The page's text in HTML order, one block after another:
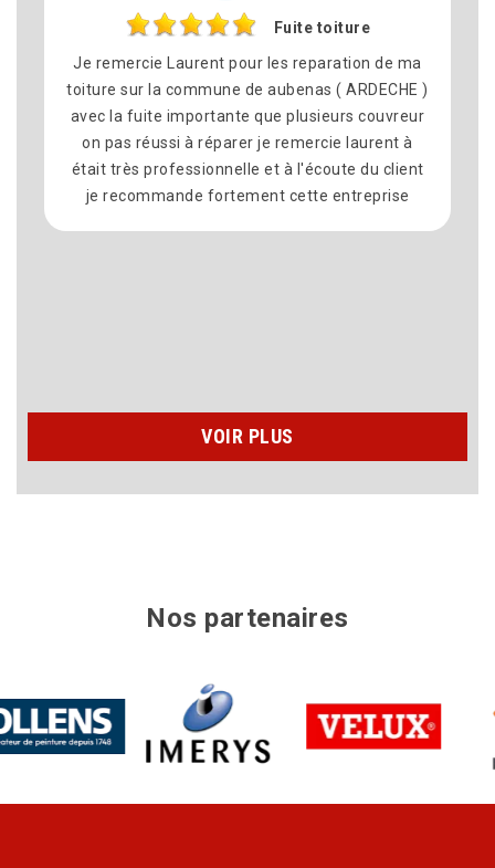
Fuite toiture
Je remercie Laurent pour les reparation de ma
toiture sur la commune de aubenas ( ARDECHE )
avec la fuite importante que plusieurs couvreur
on pas réussi à réparer je remercie laurent à
était très professionnelle et à l'écoute du client
je recommande fortement cette entreprise
VOIR PLUS
Nos partenaires